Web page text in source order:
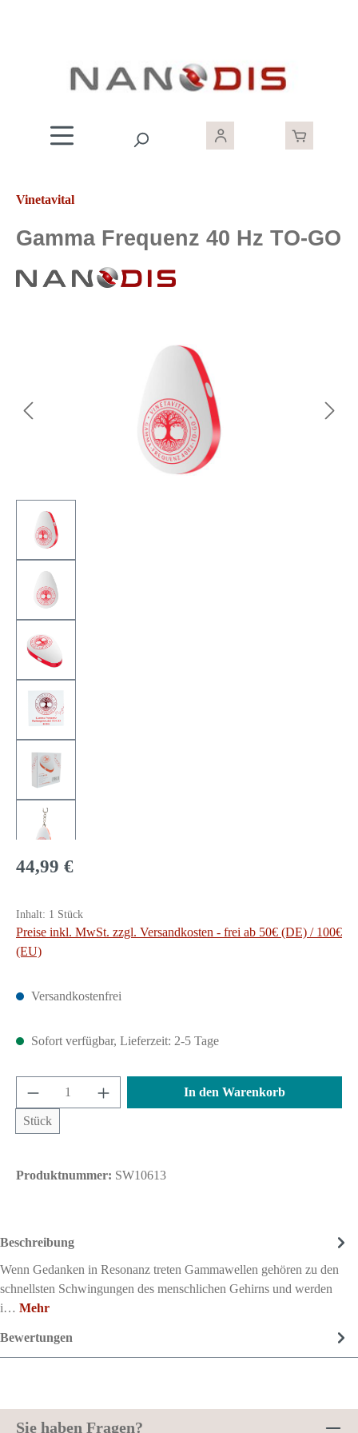
Vinetavital
Gamma Frequenz 40 Hz TO-GO
Regulärer Preis:
44,99 €
Inhalt: 1 Stück
Preise inkl. MwSt. zzgl. Versandkosten - frei ab 50€ (DE) / 100€
(EU)
Versandkostenfrei
Sofort verfügbar, Lieferzeit: 2-5 Tage
Produkt Anzahl: Gib den gewünschten Wert
Stück
In den Warenkorb
Produktnummer: SW10613
Beschreibung
Wenn Gedanken in Resonanz treten Gammawellen gehören zu den
schnellsten Schwingungen des menschlichen Gehirns und werden
i… Mehr
Bewertungen
Sie haben Fragen?